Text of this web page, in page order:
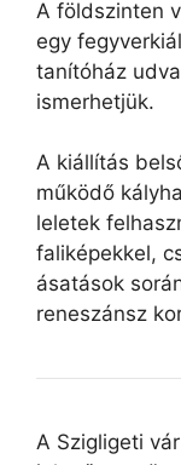
A földszinten
egy
tanítóház
ismerhetjük.
A kiállítás
működő
leletek
faliképekkel,
ásatások
reneszánsz
A Szigligeti